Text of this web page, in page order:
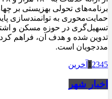
برنامه‌های تحولی بهزیستی بر
حمایت‌محوری به توانمندسازی
تسهیل‌گری در حوزه مسکن و
تدوین شده و هدف آن، فراهم
مددجویان است.
1 2345 آخرین
اخبار شهر